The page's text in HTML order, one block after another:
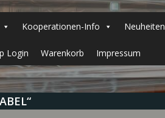
Kooperationen-Info Neuheiten
Login Warenkorb Impressum